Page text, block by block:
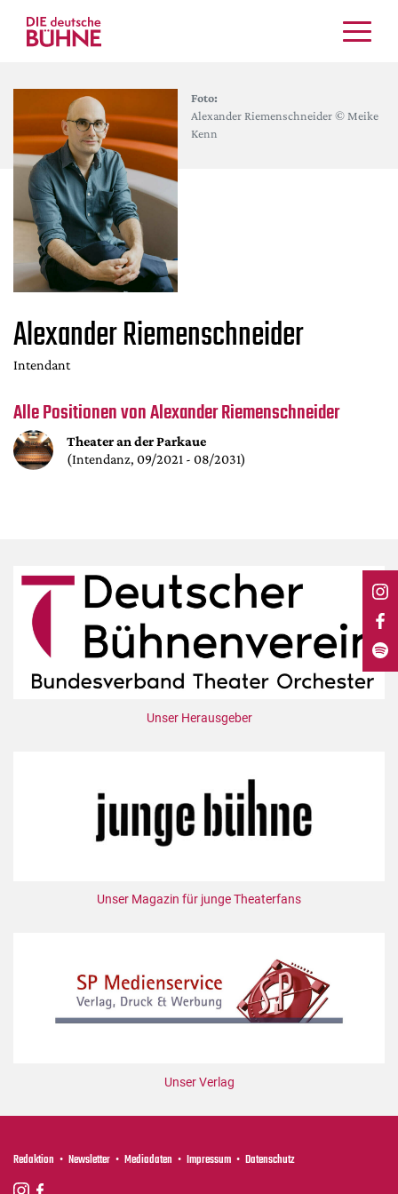
Schauspiel
Musiktheater
Tanz
Crossover
Bühnenwelt
Festivals & Veranstaltungen
Menschen & Theater
Themen
Internationales
Nachrufe
Medientipps
DdB-map
Kalender
Premierensuche
Leseproben
Podcast
Service
Shop / Abo
Mediadaten
Foto:
Alexander Riemenschneider © Meike
Kenn
Alexander Riemenschneider
Intendant
Alle Positionen von Alexander Riemenschneider
Theater an der Parkaue
(Intendanz, 09/2021 - 08/2031)
Unser Herausgeber
Unser Magazin für junge Theaterfans
Unser Verlag
Redaktion Newsletter Mediadaten Impressum Datenschutz